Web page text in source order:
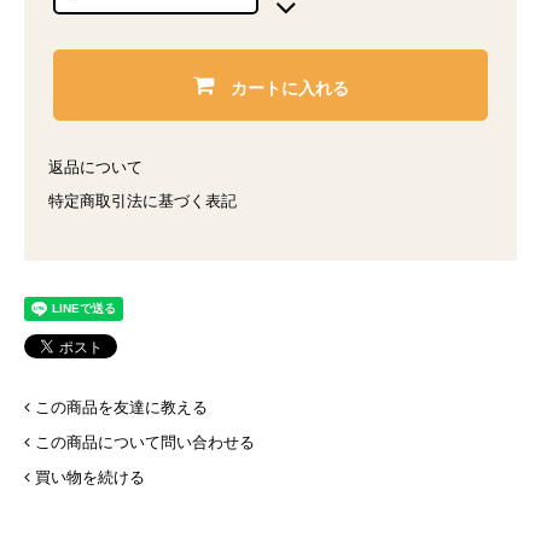
カートに入れる
返品について
特定商取引法に基づく表記
この商品を友達に教える
この商品について問い合わせる
買い物を続ける